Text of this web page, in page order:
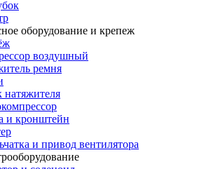
оборудование и крепеж
воздушный
ремня
натяжителя
и кронштейн
и привод вентилятора